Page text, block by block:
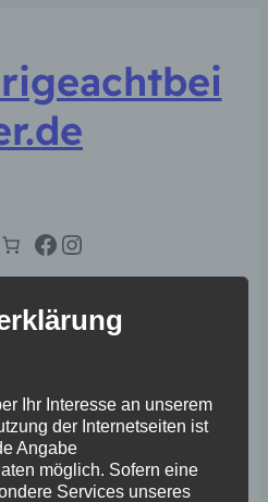
Facebook
Instagram
Ihr Interesse an unserem
der Internetseiten ist
Angabe
möglich. Sofern eine
Services unseres